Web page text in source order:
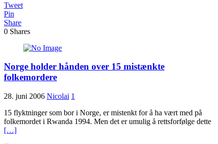
Tweet
Pin
Share
0 Shares
Norge holder hånden over 15 mistænkte
folkemordere
28. juni 2006 Nicolai 1
15 flyktninger som bor i Norge, er mistenkt for å ha vært med på
folkemordet i Rwanda 1994. Men det er umulig å rettsforfølge dette
[…]